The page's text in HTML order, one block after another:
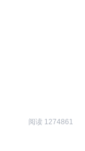
阅读 1274861